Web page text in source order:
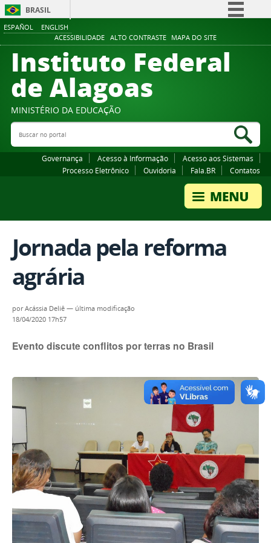
ESPAÑOL ENGLISH
ACESSIBILIDADE ALTO CONTRASTE MAPA DO SITE
BRASIL
Comunica BR
Participe
Canais
Instituto Federal
de Alagoas
MINISTÉRIO DA EDUCAÇÃO
Buscar no portal
Governança Acesso à Informação
Acesso aos Sistemas
Processo Eletrônico
Ouvidoria Fala.BR Contatos
Jornada pela reforma
agrária
porAcássia Deliê — última modificação
18/04/2020 17h57
Evento discute conflitos por terras no Brasil